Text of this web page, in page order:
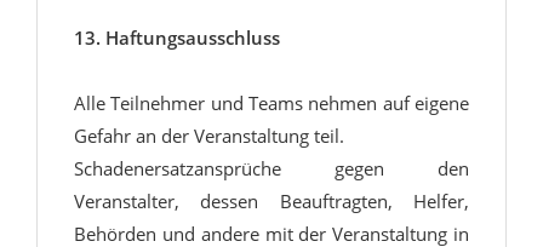
13. Haftungsausschluss
Alle Teilnehmer und Teams nehmen auf eigene
Gefahr an der Veranstaltung teil.
Schadenersatzansprüche gegen den
Veranstalter, dessen Beauftragten‚ Helfer,
Behörden und andere mit der Veranstaltung in